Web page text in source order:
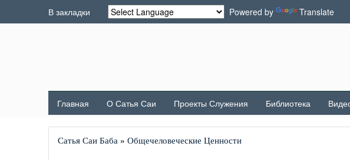
В закладки Powered by Translate
Главная О Сатья Саи Проекты Служения Библиотека
Сатья Саи Баба » Общечеловеческие Ценности